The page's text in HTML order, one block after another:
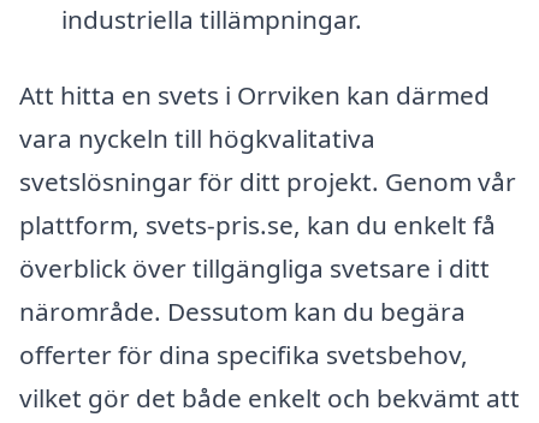
industriella tillämpningar.
Att hitta en svets i Orrviken kan därmed
vara nyckeln till högkvalitativa
svetslösningar för ditt projekt. Genom vår
plattform, svets-pris.se, kan du enkelt få
överblick över tillgängliga svetsare i ditt
närområde. Dessutom kan du begära
offerter för dina specifika svetsbehov,
vilket gör det både enkelt och bekvämt att